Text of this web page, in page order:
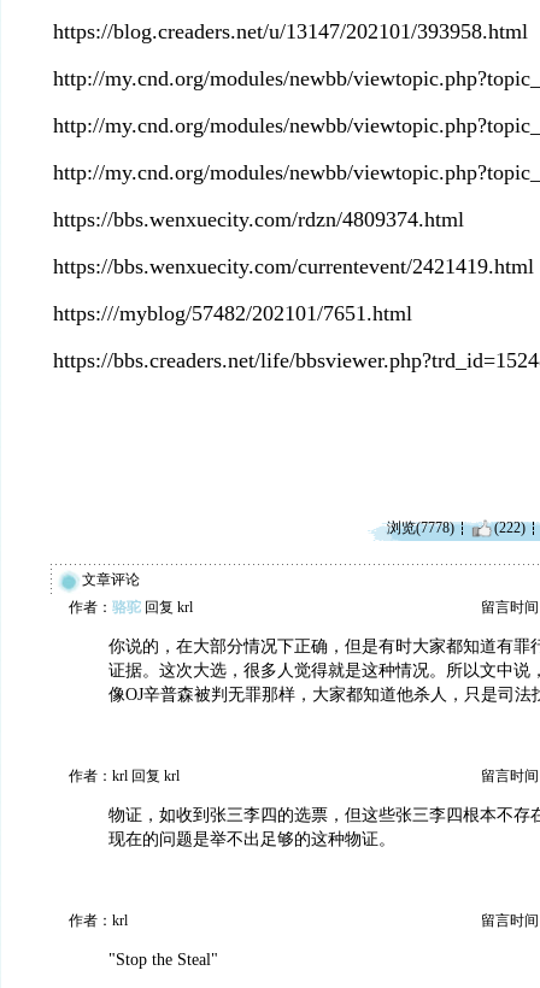
https://blog.creaders.net/u/13147/202101/393958.html
http://my.cnd.org/modules/newbb/
http://my.cnd.org/modules/newbb/
http://my.cnd.org/modules/newbb/
https://bbs.wenxuecity.com/rdzn/4809374.html
https://bbs.wenxuecity.com/currentevent/2421419.html
https:///myblog/57482/202101/7651.html
https://bbs.creaders.net/life/
浏览(7778) (222)
文章评论
作者： 骆驼 回复 krl 留言时间
你说的，在大部分情况下正确，但是有时大家都知道有罪
证据。这次大选，很多人觉得就是这种情况。所以文中说
像OJ辛普森被判无罪那样，大家都知道他杀人，只是司法
作者：krl 回复 krl 留言时间
物证，如收到张三李四的选票，但这些张三李四根本不存
现在的问题是举不出足够的这种物证。
作者：krl 留言时间
"Stop the Steal"